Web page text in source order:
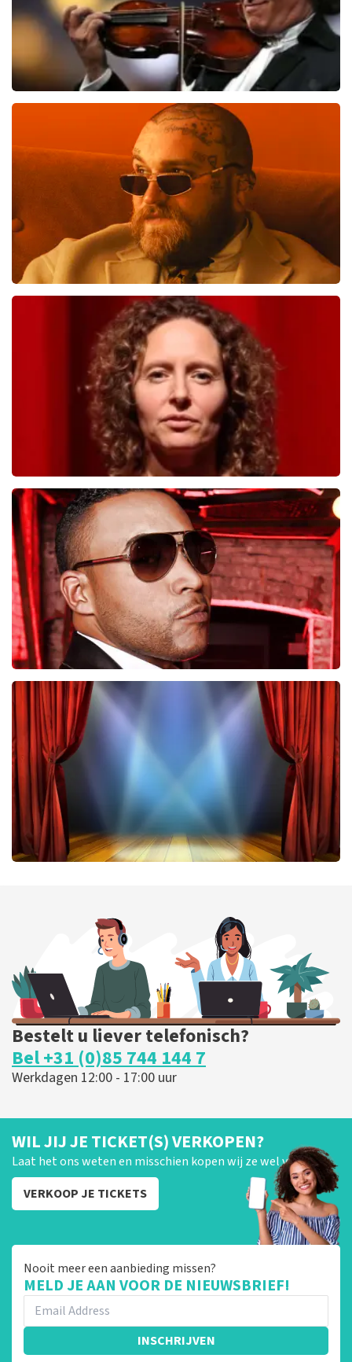
laatste 30 minuten
BESTEL NU
Teddy Swims
laatste 30 minuten
BESTEL NU
Esther van der Voort
546laatste 30 minuten
BESTEL NU
Don Omar
422 laatste 30 minuten
BESTEL NU
BESTEL NU
Bestelt u liever telefonisch?
Bel +31 (0)85 744 144 7
Werkdagen 12:00 - 17:00 uur
WIL JIJ JE TICKET(S) VERKOPEN?
Laat het ons weten en misschien kopen wij ze wel van je!
VERKOOP JE TICKETS
Nooit meer een aanbieding missen?
MELD JE AAN VOOR DE NIEUWSBRIEF!
INSCHRIJVEN